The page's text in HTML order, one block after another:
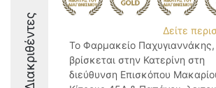
Διακριθέντες
Δείτε
Το Φαρμακείο
βρίσκεται στην Κατερίνη στη
διεύθυνση Επισκόπου